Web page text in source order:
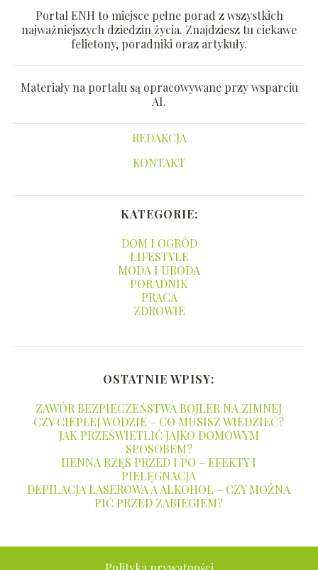
Portal ENH to miejsce pełne porad z wszystkich
najważniejszych dziedzin życia. Znajdziesz tu ciekawe
felietony, poradniki oraz artykuły.
Materiały na portalu są opracowywane przy wsparciu
AI.
REDAKCJA
KONTAKT
KATEGORIE:
DOM I OGRÓD
LIFESTYLE
MODA I URODA
PORADNIK
PRACA
ZDROWIE
OSTATNIE WPISY:
ZAWÓR BEZPIECZEŃSTWA BOJLER NA ZIMNEJ
CZY CIEPŁEJ WODZIE – CO MUSISZ WIEDZIEĆ?
JAK PRZEŚWIETLIĆ JAJKO DOMOWYM
SPOSOBEM?
HENNA RZĘS PRZED I PO – EFEKTY I
PIELĘGNACJA
DEPILACJA LASEROWA A ALKOHOL – CZY MOŻNA
PIĆ PRZED ZABIEGIEM?